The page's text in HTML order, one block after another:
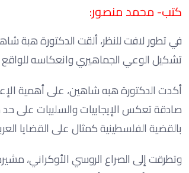
كتب- محمد منصور:
في تطور لافت للنظر، ألقت الدكتورة هبة
تشكيل الوعي الجماهيري وانعكاسه
أكدت الدكتورة هبه شاهين، على أهمية
صادقة تعكس الإيجابيات والسلبيات على
بالقضية الفلسطينية كمثال على القضايا
وتطرقت إلى الصراع الروسي الأوكراني،